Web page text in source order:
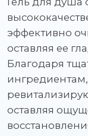
эффективно
оставляя ее
Благодаря
оставляя